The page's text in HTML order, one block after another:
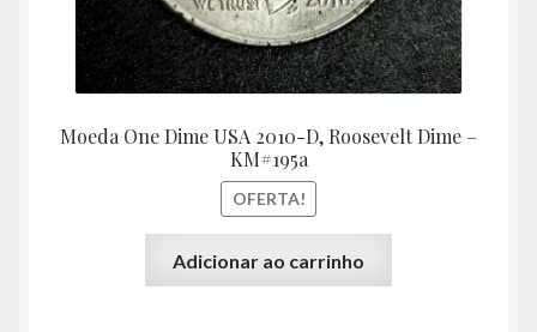
Moeda One Dime USA 2010-D, Roosevelt Dime –
KM#195a
OFERTA!
Adicionar ao carrinho